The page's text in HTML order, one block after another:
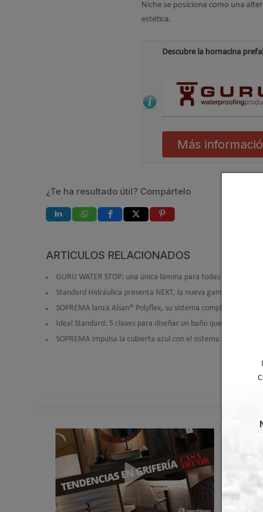
Niche se posiciona como una
estética.
Descubre la hornacina
Más
¿Te ha resultado útil? Compártelo
ARTÍCULOS RELACIONADOS
GURU WATER STOP: una única lámina para todas las
Standard Hidráulica presenta NEXT, la nueva gama de
SOPREMA lanza Alsan® Polyflex, su sistema completo de
Ideal Standard: 5 claves para diseñar un baño que resista el
SOPREMA impulsa la cubierta azul con el sistema Skywater®